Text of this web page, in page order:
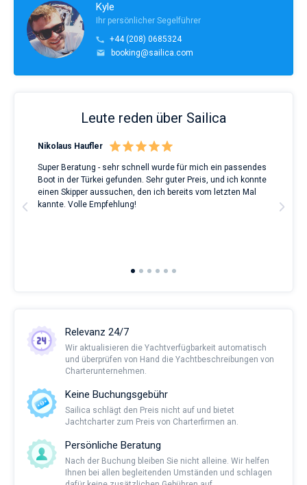
Kyle
Ihr persönlicher Segelführer
+44 (208) 0685324
booking@sailica.com
Leute reden über Sailica
Nikolaus Haufler
Super Beratung - sehr schnell wurde für mich ein passendes
Boot in der Türkei gefunden. Sehr guter Preis, und ich konnte
einen Skipper aussuchen, den ich bereits vom letzten Mal
kannte. Volle Empfehlung!
Relevanz 24/7
Wir aktualisieren die Yachtverfügbarkeit automatisch
und überprüfen von Hand die Yachtbeschreibungen von
Charterunternehmen.
Keine Buchungsgebühr
Sailica schlägt den Preis nicht auf und bietet
Jachtcharter zum Preis von Charterfirmen an.
Persönliche Beratung
Nach der Buchung bleiben Sie nicht alleine. Wir helfen
Ihnen bei allen begleitenden Umständen und schlagen